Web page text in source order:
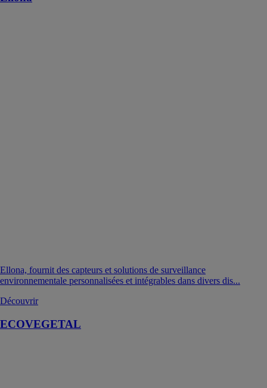
Ellona, fournit des capteurs et solutions de surveillance
environnementale personnalisées et intégrables dans divers dis...
Découvrir
ECOVEGETAL